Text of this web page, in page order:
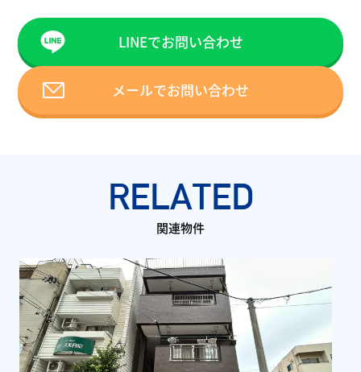
LINEでお問い合わせ
メールでお問い合わせ
RELATED
関連物件